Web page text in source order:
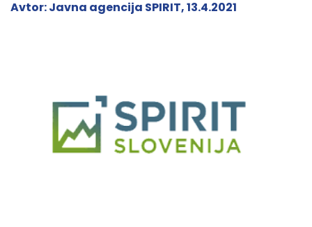
Avtor: Javna agencija SPIRIT, 13.4.2021